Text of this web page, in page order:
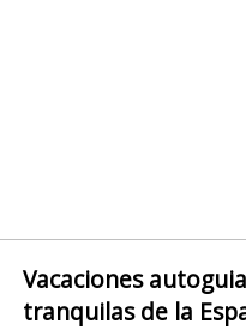
Vacaciones
tranquilas de la